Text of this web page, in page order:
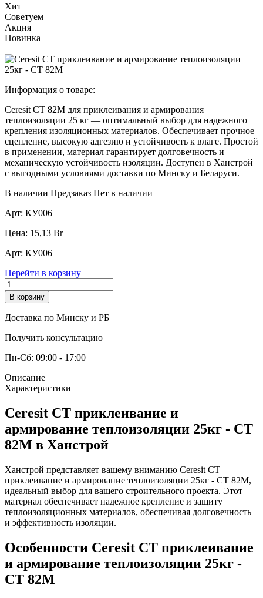
Хит
Советуем
Акция
Новинка
Информация о товаре:
Ceresit CT 82М для приклеивания и армирования
теплоизоляции 25 кг — оптимальный выбор для надежного
крепления изоляционных материалов. Обеспечивает прочное
сцепление, высокую адгезию и устойчивость к влаге. Простой
в применении, материал гарантирует долговечность и
механическую устойчивость изоляции. Доступен в Ханстрой
с выгодными условиями доставки по Минску и Беларуси.
В наличии Предзаказ Нет в наличии
Арт: КУ006
Цена: 15,13 Br
Арт: КУ006
Перейти в корзину
В корзину
Доставка по Минску и РБ
Получить консультацию
Пн-Сб: 09:00 - 17:00
Описание
Характеристики
Ceresit CT приклеивание и
армирование теплоизоляции 25кг - СТ
82М в Ханстрой
Ханстрой представляет вашему вниманию Ceresit CT
приклеивание и армирование теплоизоляции 25кг - СТ 82М,
идеальный выбор для вашего строительного проекта. Этот
материал обеспечивает надежное крепление и защиту
теплоизоляционных материалов, обеспечивая долговечность
и эффективность изоляции.
Особенности Ceresit CT приклеивание
и армирование теплоизоляции 25кг -
СТ 82М